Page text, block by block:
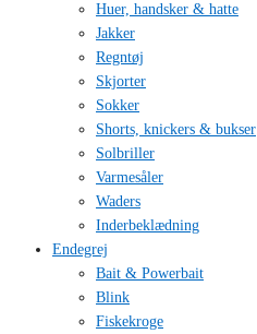
Huer, handsker & hatte
Jakker
Regntøj
Skjorter
Sokker
Shorts, knickers & bukser
Solbriller
Varmesåler
Waders
Inderbeklædning
Endegrej
Bait & Powerbait
Blink
Fiskekroge